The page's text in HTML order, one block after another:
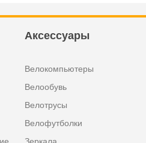
Аксессуары
Велокомпьютеры
Велообувь
Велотрусы
Велофутболки